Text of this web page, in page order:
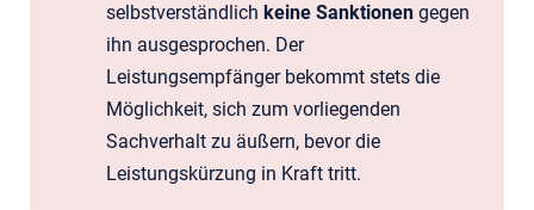
selbstverständlich keine Sanktionen gegen
ihn ausgesprochen. Der
Leistungsempfänger bekommt stets die
Möglichkeit, sich zum vorliegenden
Sachverhalt zu äußern, bevor die
Leistungskürzung in Kraft tritt.